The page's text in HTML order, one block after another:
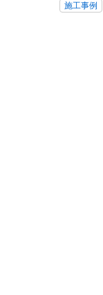
施工事例